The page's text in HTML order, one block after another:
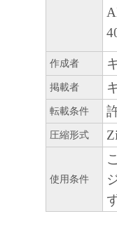
９．U.S.
“米国政
を意味し
る場合、
1995),
作成者
掲載者
転載条件
圧縮形式
使用条件